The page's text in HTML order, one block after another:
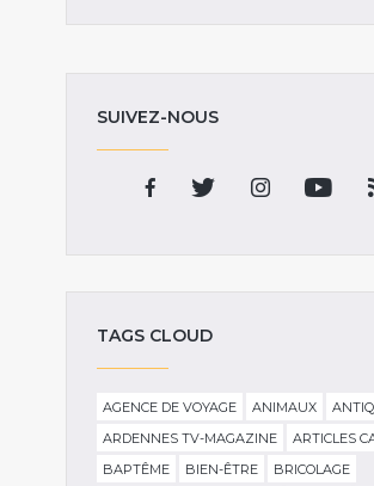
SUIVEZ-NOUS
TAGS CLOUD
AGENCE DE VOYAGE ANIMAUX
ARDENNES TV-MAGAZINE
ARTICLES
BAPTÊME
BIEN-ÊTRE
BRICOLAGE